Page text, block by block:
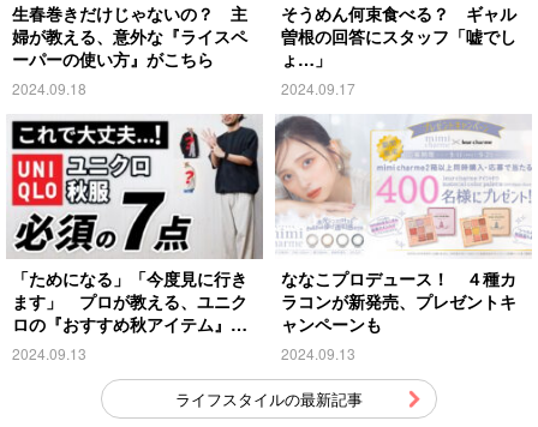
生春巻きだけじゃないの？ 主
婦が教える、意外な『ライスペ
ーパーの使い方』がこちら
2024.09.18
そうめん何束食べる？ ギャル
曽根の回答にスタッフ「嘘でし
ょ…」
2024.09.17
「ためになる」「今度見に行き
ます」 プロが教える、ユニク
ロの『おすすめ秋アイテム』が
こちら
2024.09.13
ななこプロデュース！ ４種カ
ラコンが新発売、プレゼントキ
ャンペーンも
2024.09.13
ライフスタイルの最新記事